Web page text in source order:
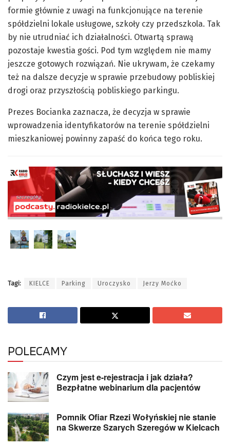
formie głównie z uwagi na funkcjonujące na terenie
spółdzielni lokale usługowe, szkoły czy przedszkola. Tak
by nie utrudniać ich działalności. Otwartą sprawą
pozostaje kwestia gości. Pod tym względem nie mamy
jeszcze gotowych rozwiązań. Nie ukrywam, że czekamy
też na dalsze decyzje w sprawie przebudowy pobliskiej
drogi oraz przyszłością pobliskiego parkingu.
Prezes Bocianka zaznacza, że decyzja w sprawie
wprowadzenia identyfikatorów na terenie spółdzielni
mieszkaniowej powinny zapaść do końca tego roku.
Tagi: KIELCE Parking Uroczysko Jerzy Moćko
POLECAMY
Czym jest e-rejestracja i jak działa?
Bezpłatne webinarium dla pacjentów
Pomnik Ofiar Rzezi Wołyńskiej nie stanie
na Skwerze Szarych Szeregów w Kielcach